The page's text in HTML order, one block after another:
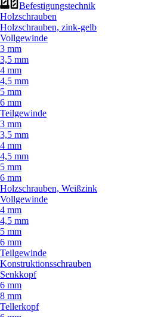
Befestigungstechnik
Holzschrauben
Holzschrauben, zink-gelb
Vollgewinde
3 mm
3,5 mm
4 mm
4,5 mm
5 mm
6 mm
Teilgewinde
3 mm
3,5 mm
4 mm
4,5 mm
5 mm
6 mm
Holzschrauben, Weißzink
Vollgewinde
4 mm
4,5 mm
5 mm
6 mm
Teilgewinde
Konstruktionsschrauben
Senkkopf
6 mm
8 mm
Tellerkopf